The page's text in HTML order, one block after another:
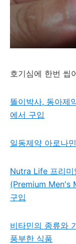
호기심에 한번 씹
똘이박사, 동아제
에서 구입
일동제약 아로나
Nutra Life 프리미
(Premium Men's
구입
비타민의 종류와
풍부한 식품